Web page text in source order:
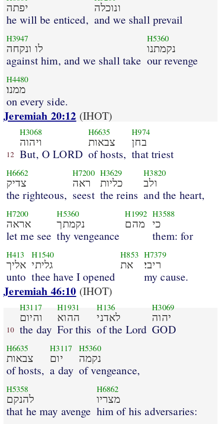
יפתה
he will be enticed,
ונוכלה
and we shall prevail
H3947
לו ונקחה
against him, and we shall take
H5360
נקמתנו
our revenge
H4480
ממנו׃
on every side.
Jeremiah 20:12 (IHOT)
12
H3068
ויהוה
But, O LORD
H6635
צבאות
of hosts,
H974
בחן
that triest
H6662
צדיק
the righteous,
H7200
ראה
seest
H3629
כליות
the reins
H3820
ולב
and the heart,
H7200
אראה
let me see
H5360
נקמתך
thy vengeance
H1992
מהם
H3588
כי
them: for
H413
אליך
unto
H1540
גליתי
thee have I opened
H853
את
H7379
ריבי׃
my cause.
Jeremiah 46:10 (IHOT)
10
H3117
והיום
the day
H1931
ההוא
For this
H136
לאדני
of the Lord
H3069
יהוה
GOD
H6635
צבאות
of hosts,
H3117
יום
a day
H5360
נקמה
of vengeance,
H5358
להנקם
that he may avenge
H6862
מצריו
him of his adversaries: